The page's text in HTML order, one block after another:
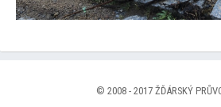
© 2008 - 2017 ŽĎÁRSKÝ